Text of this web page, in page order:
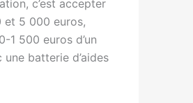
c’est accepter
et 5 000 euros,
1 500 euros d’un
batterie d’aides